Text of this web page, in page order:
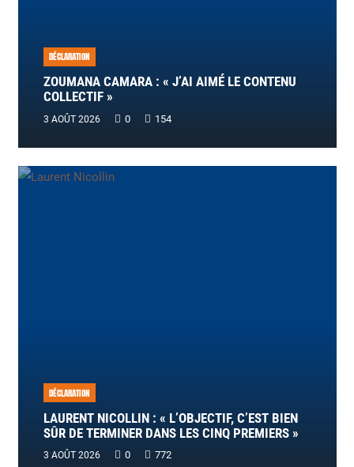
DÉCLARATION
ZOUMANA CAMARA : « J’AI AIMÉ LE CONTENU
COLLECTIF »
3 AOÛT 2026 0 154
DÉCLARATION
LAURENT NICOLLIN : « L’OBJECTIF, C’EST BIEN
SÛR DE TERMINER DANS LES CINQ PREMIERS »
3 AOÛT 2026 0 772